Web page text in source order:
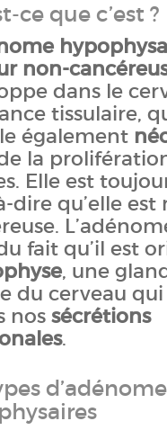
ce que c’est ?
non-
dans le
tissulaire,
également
la
Elle est
dire qu’elle est
fait qu’il est
, une
du cerveau
nossécrétions
.